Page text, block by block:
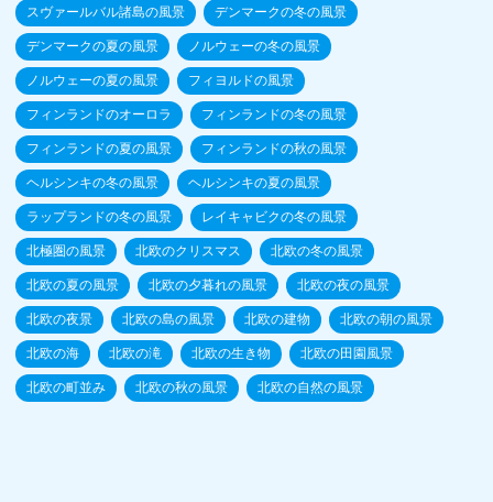
スヴァールバル諸島の風景 デンマークの冬の風景
デンマークの夏の風景 ノルウェーの冬の風景
ノルウェーの夏の風景 フィヨルドの風景
フィンランドのオーロラ フィンランドの冬の風景
フィンランドの夏の風景 フィンランドの秋の風景
ヘルシンキの冬の風景 ヘルシンキの夏の風景
ラップランドの冬の風景 レイキャビクの冬の風景
北極圏の風景 北欧のクリスマス 北欧の冬の風景
北欧の夏の風景 北欧の夕暮れの風景 北欧の夜の風景
北欧の夜景 北欧の島の風景 北欧の建物 北欧の朝の風景
北欧の海 北欧の滝 北欧の生き物 北欧の田園風景
北欧の町並み 北欧の秋の風景 北欧の自然の風景